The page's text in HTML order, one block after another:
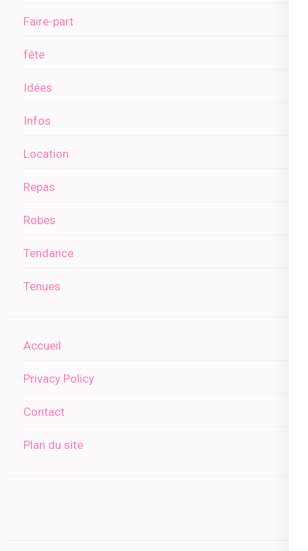
Faire-part
fête
Idées
Infos
Location
Repas
Robes
Tendance
Tenues
Accueil
Privacy Policy
Contact
Plan du site